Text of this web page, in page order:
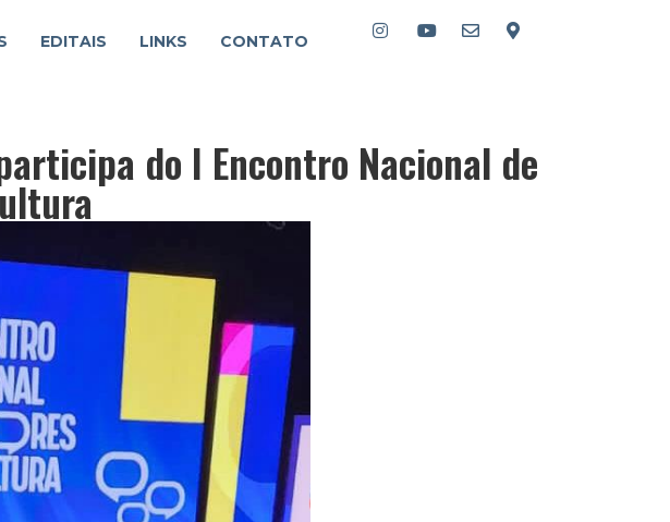
EDITAIS LINKS CONTATO
do I Encontro Nacional de